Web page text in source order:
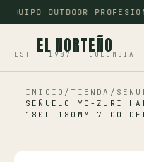
EQUIPO OUTDOOR
EL NORTEÑO
EST · 1987 · COLOMBIA
Inicio
INICIO / TIENDA /
SEÑUELO YO-ZURI
180F 180MM 7